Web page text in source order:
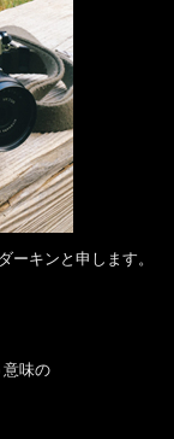
ーキンと申します。
意味の